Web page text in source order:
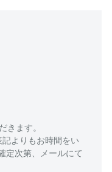
きます。
よりもお時間をい
定次第、メールにて